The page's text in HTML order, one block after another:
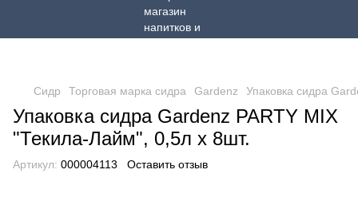
Сидр Торговая марка сидра Gardenz Упаковка сидра
Упаковка сидра Gardenz PARTY MIX
"Текила-Лайм", 0,5л х 8шт.
Артикул: 000004113 Оставить отзыв